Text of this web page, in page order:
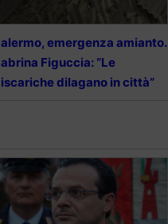
emergenza amianto.
Figuccia: “Le
dilagano in città”